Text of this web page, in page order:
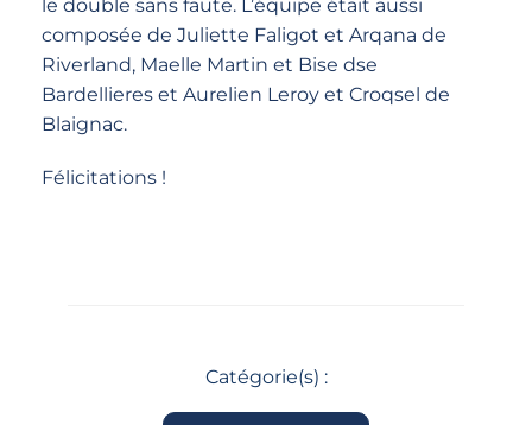
le double sans faute. L’équipe était aussi
composée de Juliette Faligot et Arqana de
Riverland, Maelle Martin et Bise dse
Bardellieres et Aurelien Leroy et Croqsel de
Blaignac.
Félicitations !
Catégorie(s) :